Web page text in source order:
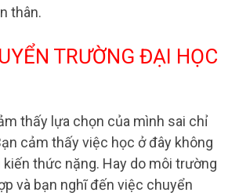
thân.
TRƯỜNG ĐẠI HỌC
thấy lựa chọn của mình sai chỉ
cảm thấy việc học ở đây không
thức nặng. Hay do môi trường
và bạn nghĩ đến việc chuyển